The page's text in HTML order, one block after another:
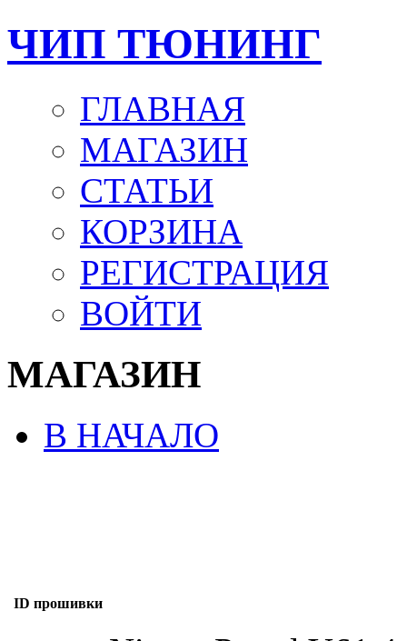
ЧИП ТЮНИНГ
ГЛАВНАЯ
МАГАЗИН
СТАТЬИ
КОРЗИНА
РЕГИСТРАЦИЯ
ВОЙТИ
МАГАЗИН
В НАЧАЛО
ID прошивки